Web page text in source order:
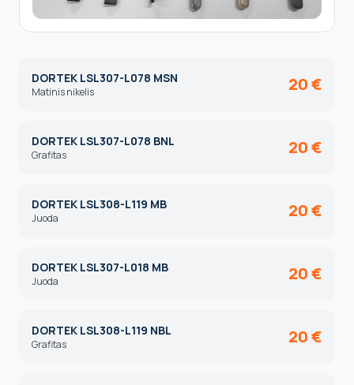
DORTEK LSL307-L078 MSN
Matinis nikelis 20 €
DORTEK LSL307-L078 BNL
Grafitas 20 €
DORTEK LSL308-L119 MB
Juoda 20 €
DORTEK LSL307-L018 MB
Juoda 20 €
DORTEK LSL308-L119 NBL
Grafitas 20 €